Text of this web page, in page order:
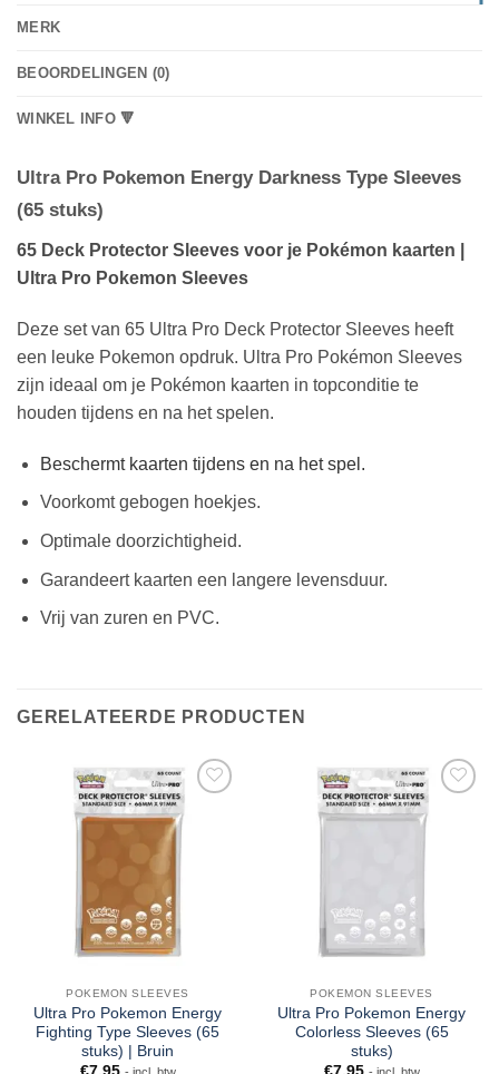
MERK
BEOORDELINGEN (0)
WINKEL INFO 🔻
Ultra Pro Pokemon Energy Darkness Type Sleeves
(65 stuks)
65 Deck Protector Sleeves voor je Pokémon kaarten |
Ultra Pro Pokemon Sleeves
Deze set van 65 Ultra Pro Deck Protector Sleeves heeft
een leuke Pokemon opdruk. Ultra Pro Pokémon Sleeves
zijn ideaal om je Pokémon kaarten in topconditie te
houden tijdens en na het spelen.
Beschermt kaarten tijdens en na het spel.
Voorkomt gebogen hoekjes.
Optimale doorzichtigheid.
Garandeert kaarten een langere levensduur.
Vrij van zuren en PVC.
GERELATEERDE PRODUCTEN
POKEMON SLEEVES
Ultra Pro Pokemon Energy
Fighting Type Sleeves (65
stuks) | Bruin
POKEMON SLEEVES
Ultra Pro Pokemon Energy
Colorless Sleeves (65
stuks)